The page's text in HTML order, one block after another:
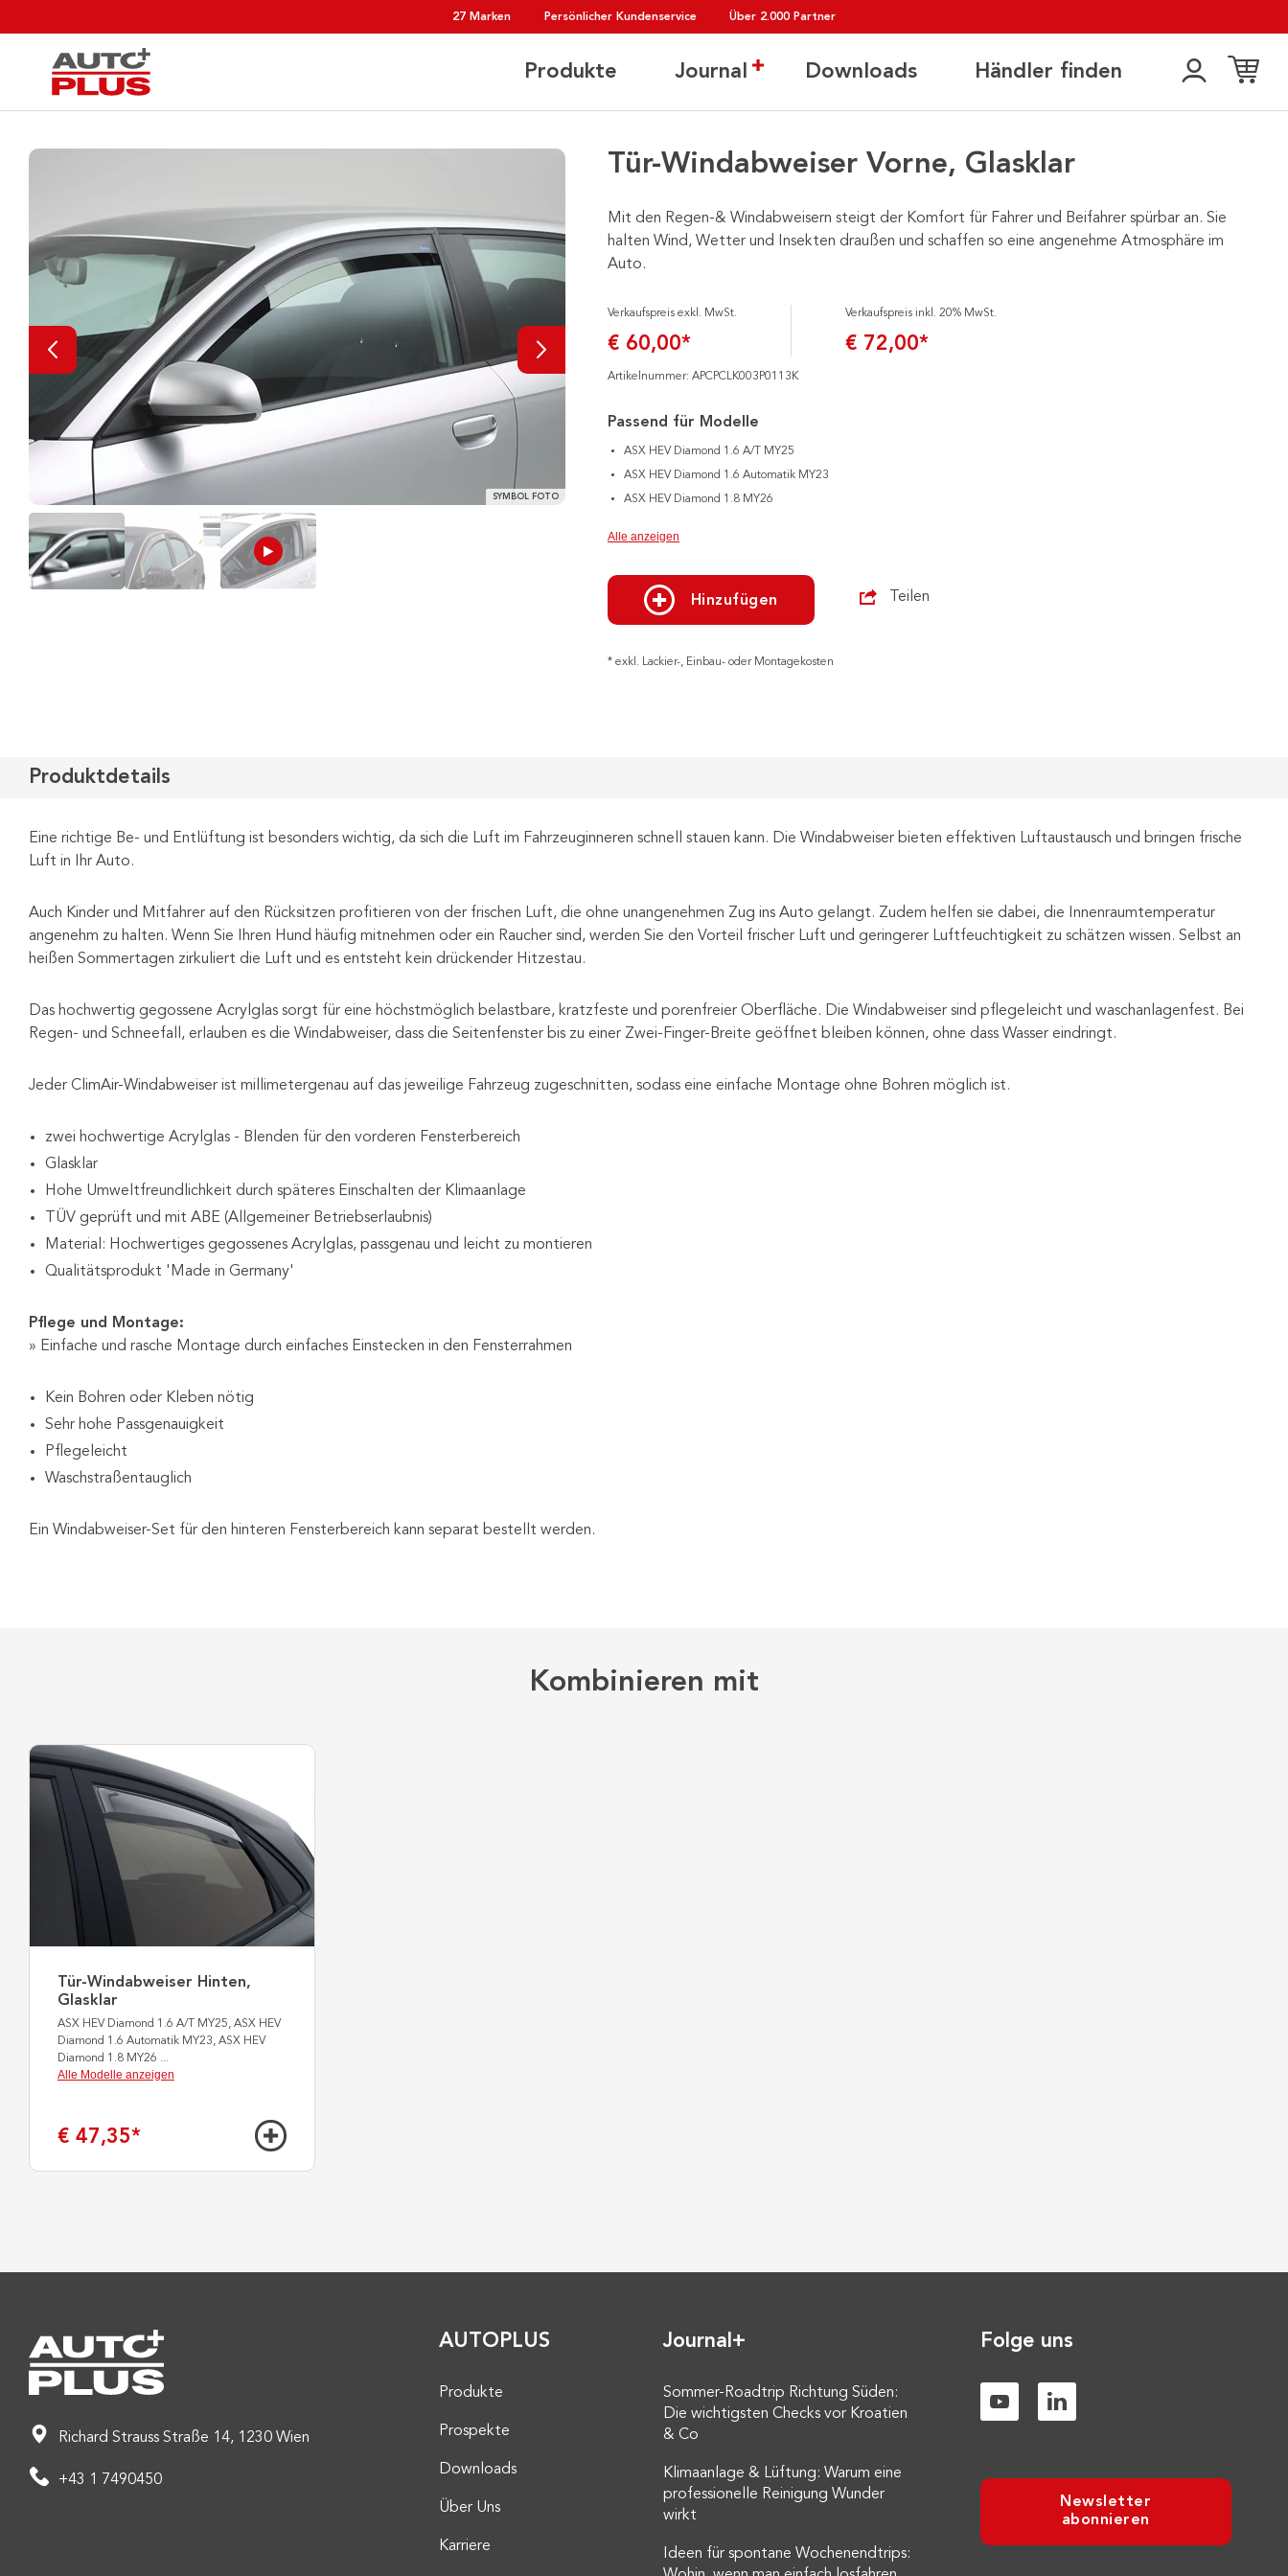
27 Marken Persönlicher Kundenservice Über 2.000 Partner
Produkte Journal Downloads Händler finden
SYMBOL FOTO
Tür-Windabweiser Vorne, Glasklar
Mit den Regen-& Windabweisern steigt der Komfort für Fahrer und Beifahrer spürbar an. Sie
halten Wind, Wetter und Insekten draußen und schaffen so eine angenehme Atmosphäre im
Auto.
Verkaufspreis exkl. MwSt.
€ 60,00*
Verkaufspreis inkl. 20% MwSt.
€ 72,00*
Artikelnummer: APCPCLK003P0113K
Passend für Modelle
ASX HEV Diamond 1.6 A/T MY25
ASX HEV Diamond 1.6 Automatik MY23
ASX HEV Diamond 1.8 MY26
Alle anzeigen
Hinzufügen Teilen
* exkl. Lackier-, Einbau- oder Montagekosten
Produktdetails
Eine richtige Be- und Entlüftung ist besonders wichtig, da sich die Luft im Fahrzeuginneren schnell stauen kann. Die Windabweiser bieten effektiven Luftaustausch und bringen frische
Luft in Ihr Auto.
Auch Kinder und Mitfahrer auf den Rücksitzen profitieren von der frischen Luft, die ohne unangenehmen Zug ins Auto gelangt. Zudem helfen sie dabei, die Innenraumtemperatur
angenehm zu halten. Wenn Sie Ihren Hund häufig mitnehmen oder ein Raucher sind, werden Sie den Vorteil frischer Luft und geringerer Luftfeuchtigkeit zu schätzen wissen. Selbst an
heißen Sommertagen zirkuliert die Luft und es entsteht kein drückender Hitzestau.
Das hochwertig gegossene Acrylglas sorgt für eine höchstmöglich belastbare, kratzfeste und porenfreier Oberfläche. Die Windabweiser sind pflegeleicht und waschanlagenfest. Bei
Regen- und Schneefall, erlauben es die Windabweiser, dass die Seitenfenster bis zu einer Zwei-Finger-Breite geöffnet bleiben können, ohne dass Wasser eindringt.
Jeder ClimAir-Windabweiser ist millimetergenau auf das jeweilige Fahrzeug zugeschnitten, sodass eine einfache Montage ohne Bohren möglich ist.
zwei hochwertige Acrylglas - Blenden für den vorderen Fensterbereich
Glasklar
Hohe Umweltfreundlichkeit durch späteres Einschalten der Klimaanlage
TÜV geprüft und mit ABE (Allgemeiner Betriebserlaubnis)
Material: Hochwertiges gegossenes Acrylglas, passgenau und leicht zu montieren
Qualitätsprodukt 'Made in Germany'
Pflege und Montage:
» Einfache und rasche Montage durch einfaches Einstecken in den Fensterrahmen
Kein Bohren oder Kleben nötig
Sehr hohe Passgenauigkeit
Pflegeleicht
Waschstraßentauglich
Ein Windabweiser-Set für den hinteren Fensterbereich kann separat bestellt werden.
Kombinieren mit
Tür-Windabweiser Hinten,
Glasklar
ASX HEV Diamond 1.6 A/T MY25, ASX HEV
Diamond 1.6 Automatik MY23, ASX HEV
Diamond 1.8 MY26 ...
Alle Modelle anzeigen
€ 47,35*
Richard Strauss Straße 14, 1230 Wien
+43 1 7490450
AUTOPLUS
Produkte
Prospekte
Downloads
Über Uns
Karriere
Journal+
Sommer-Roadtrip Richtung Süden:
Die wichtigsten Checks vor Kroatien
& Co
Klimaanlage & Lüftung: Warum eine
professionelle Reinigung Wunder
wirkt
Ideen für spontane Wochenendtrips:
Folge uns
Newsletter
abonnieren